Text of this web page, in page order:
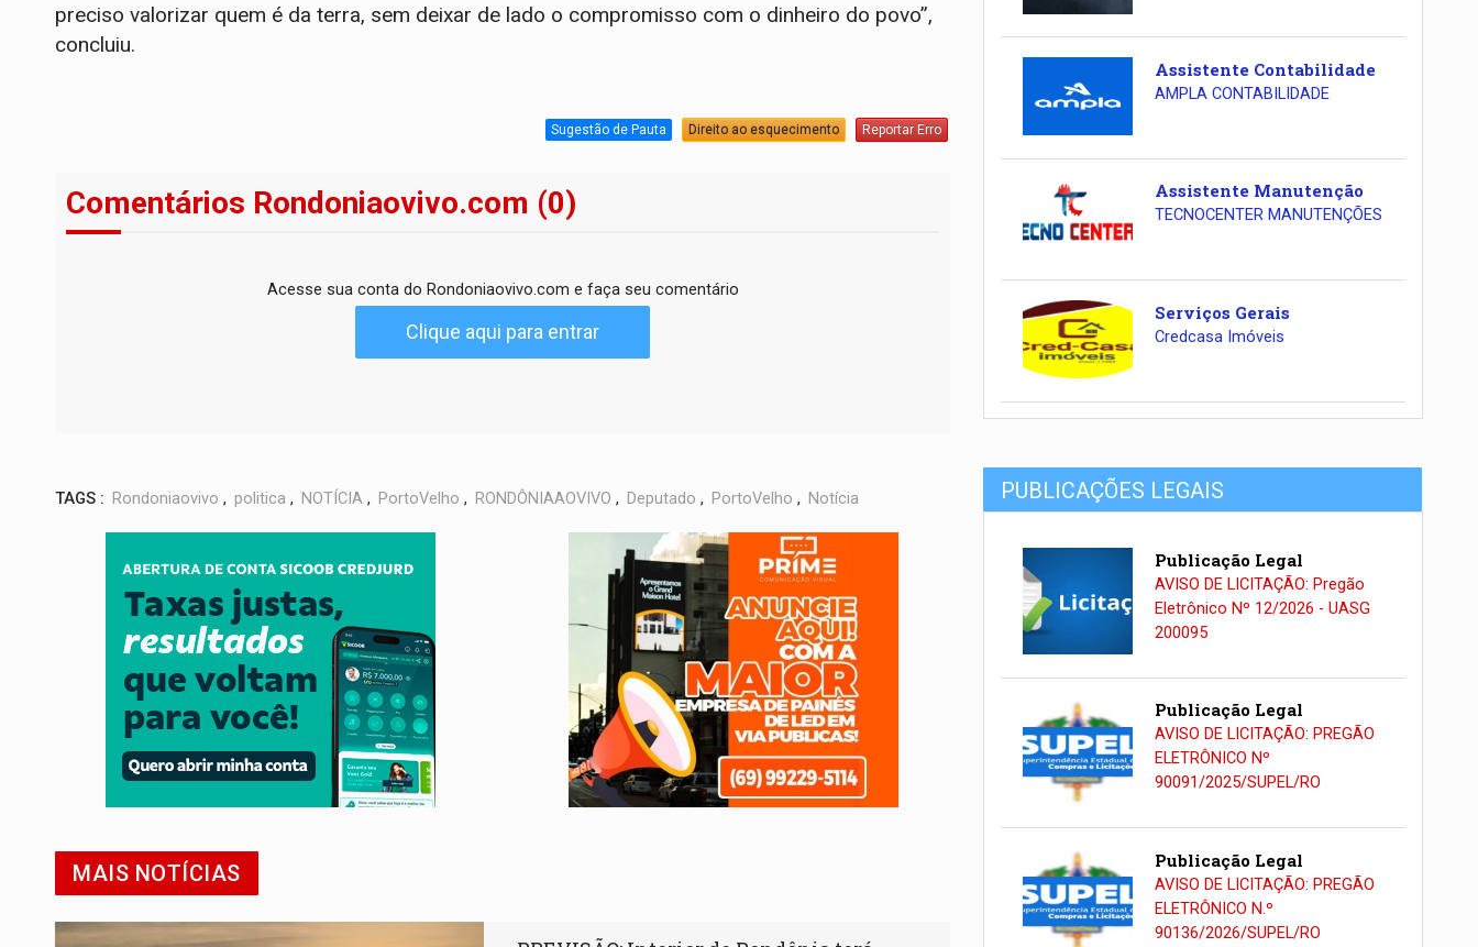
preciso valorizar quem é da terra, sem deixar de lado o compromisso com o dinheiro do povo”,
concluiu.
Sugestão de Pauta Direito ao esquecimento Reportar Erro
Comentários Rondoniaovivo.com (0)
Acesse sua conta do Rondoniaovivo.com e faça seu comentário
Clique aqui para entrar
TAGS : Rondoniaovivo , politica , NOTÍCIA , PortoVelho , RONDÔNIAAOVIVO , Deputado , PortoVelho , Notícia
MAIS NOTÍCIAS
Assistente Contabilidade
AMPLA CONTABILIDADE
Assistente Manutenção
TECNOCENTER MANUTENÇÕES
Serviços Gerais
Credcasa Imóveis
PUBLICAÇÕES LEGAIS
Publicação Legal
AVISO DE LICITAÇÃO: Pregão
Eletrônico Nº 12/2026 - UASG
200095
Publicação Legal
AVISO DE LICITAÇÃO: PREGÃO
ELETRÔNICO Nº
90091/2025/SUPEL/RO
Publicação Legal
AVISO DE LICITAÇÃO: PREGÃO
ELETRÔNICO N.º
90136/2026/SUPEL/RO